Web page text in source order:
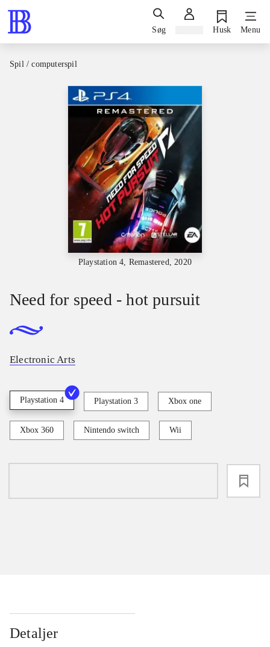
Søg Husk Menu
Spil / computerspil
Playstation 4, Remastered, 2020
Need for speed - hot pursuit
Electronic Arts
Playstation 4 Playstation 3 Xbox one
Xbox 360 Nintendo switch Wii
Detaljer